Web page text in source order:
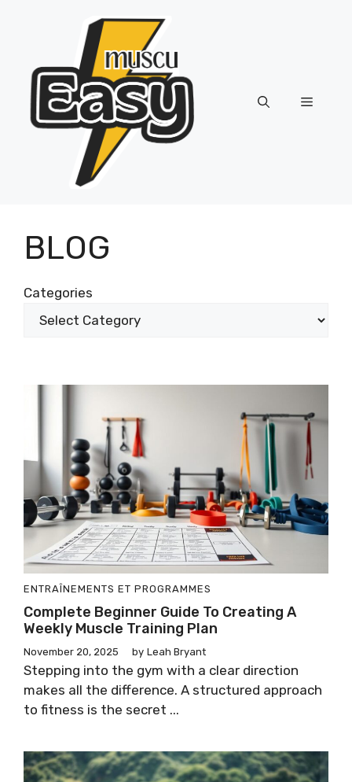
Menu
BLOG
Categories
ENTRAÎNEMENTS ET PROGRAMMES
Complete Beginner Guide To Creating A
Weekly Muscle Training Plan
November 20, 2025 by Leah Bryant
Stepping into the gym with a clear direction
makes all the difference. A structured approach
to fitness is the secret ...